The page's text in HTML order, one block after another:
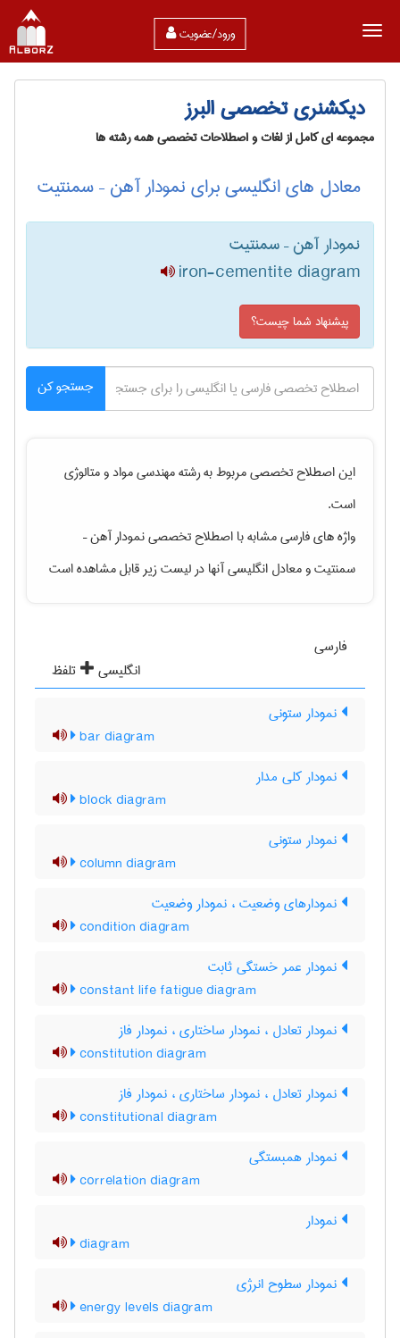
ورود/عضویت
دیکشنری تخصصی البرز
مجموعه ای کامل از لغات و اصطلاحات تخصصی همه رشته ها
معادل های انگلیسی برای نمودار آهن – سمنتیت
نمودار آهن – سمنتیت
iron-cementite diagram
پیشنهاد شما چیست؟
جستجو کن
این اصطلاح تخصصی مربوط به رشتهمهندسی مواد و متالوژی
است.
واژه های فارسی مشابه با اصطلاح تخصصینمودار آهن –
سمنتیتو معادل انگلیسی آنها در لیست زیر قابل مشاهده است
فارسی
انگلیسی
تلفظ
نمودار ستونی
bar diagram
نمودار کلی مدار
block diagram
نمودار ستونی
column diagram
نمودارهای وضعیت ، نمودار وضعیت
condition diagram
نمودار عمر خستگی ثابت
constant life fatigue diagram
نمودار تعادل ، نمودار ساختاری ، نمودار فاز
constitution diagram
نمودار تعادل ، نمودار ساختاری ، نمودار فاز
constitutional diagram
نمودار همبستگی
correlation diagram
نمودار
diagram
نمودار سطوح انرژی
energy levels diagram